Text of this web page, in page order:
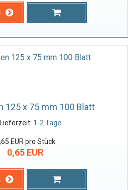
125 x 75 mm 100 Blatt
Lieferzeit: 1-2 Tage
EUR pro Stück
0,65 EUR